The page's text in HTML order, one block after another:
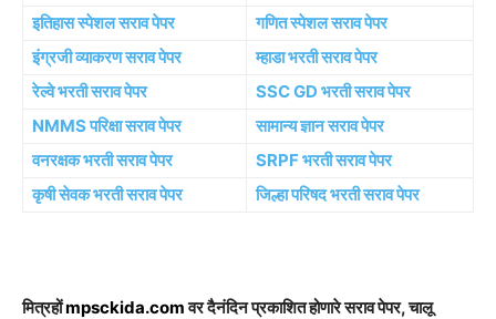
इतिहास स्पेशल सराव पेपर
गणित स्पेशल सराव पेपर
इंग्रजी व्याकरण सराव पेपर
म्हाडा भरती सराव पेपर
रेल्वे भरती सराव पेपर
SSC GD भरती सराव पेपर
NMMS परिक्षा सराव पेपर
सामान्य ज्ञान सराव पेपर
वनरक्षक भरती सराव पेपर
SRPF भरती सराव पेपर
कृषी सेवक भरती सराव पेपर
जिल्हा परिषद भरती सराव पेपर
मित्रहोंmpsckida.comवर दैनंदिन प्रकाशित होणारे सराव पेपर, चालू